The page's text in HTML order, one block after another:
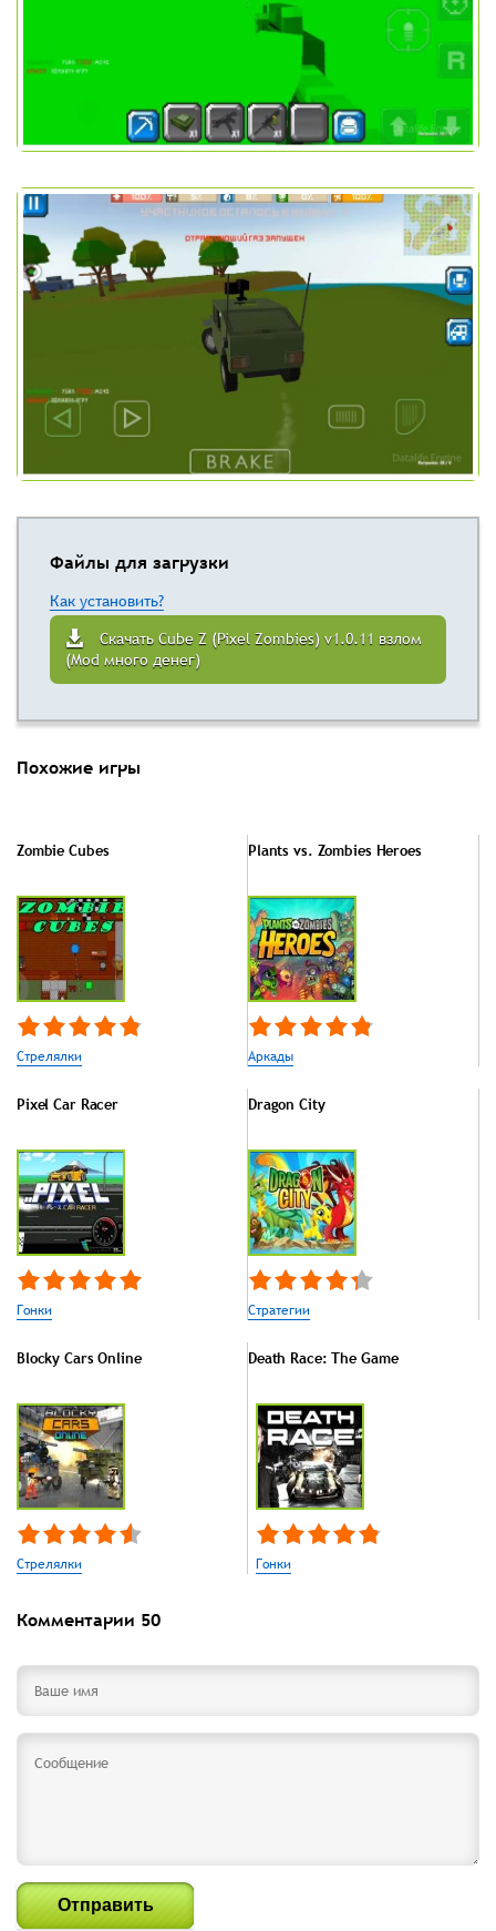
Файлы для загрузки
Как установить?
Скачать Cube Z (Pixel Zombies) v1.0.11 взлом
(Mod много денег)
Похожие игры
Zombie Cubes
Стрелялки
Plants vs. Zombies Heroes
Аркады
Pixel Car Racer
Гонки
Dragon City
Стратегии
Blocky Cars Online
Стрелялки
Death Race: The Game
Гонки
Комментарии 50
Отправить